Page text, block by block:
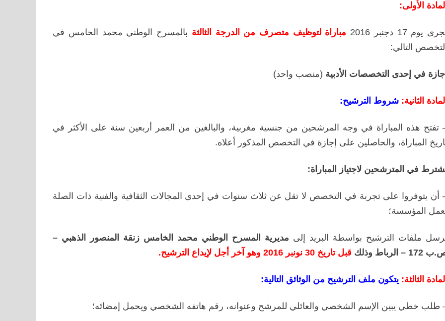
المادة الأولى:
يوم 17 دجنبر 2016 مباراة لتوظيف متصرف من الدرجة الثالثة بالمسرح الوطني محمد الخامس في
التخصص التالي:
إجازة في إحدى التخصصات الأدبية (منصب واحد)
المادة الثانية:شروط الترشيح:
تفتح هذه المباراة في وجه المرشحين من جنسية مغربية، والبالغين من العمر أربعين سنة على الأكثر في
المباراة، و الحاصلين على إجازة في التخصص المذكور أعلاه.
في المترشحين لاجتياز المباراة:
أن يتوفروا على تجربة في التخصص لا تقل عن ثلاث سنوات في إحدى المجالات الثقافية والفنية ذات الصلة
المؤسسة؛
ملفات الترشيح بواسطة البريد إلى مديرية المسرح الوطني محمد الخامس زنقة المنصور الذهبي –
172 – الرباط وذلك
قبل تاريخ 30 نونبر 2016 وهو آخر أجل لإيداع الترشيح.
المادة الثالثة: يتكون ملف الترشيح من الوثائق التالية:
طلب خطي يبين الإسم الشخصي والعائلي للمرشح وعنوانه، رقم هاتفه الشخصي ويحمل إمضائه؛